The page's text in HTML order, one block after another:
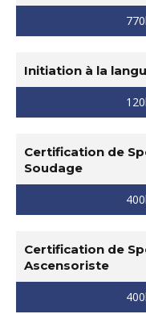
Initiation à la
Certification de
Soudage
Certification de
Ascensoriste